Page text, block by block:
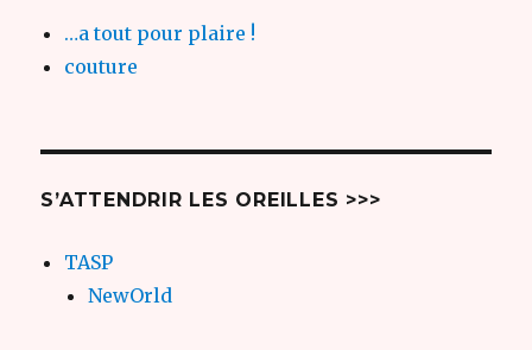
…a tout pour plaire !
couture
S’ATTENDRIR LES OREILLES >>>
TASP
NewOrld